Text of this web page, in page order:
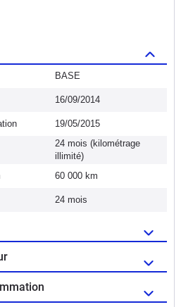
BASE
16/09/2014
19/05/2015
24 mois (kilométrage
illimité)
60 000 km
24 mois